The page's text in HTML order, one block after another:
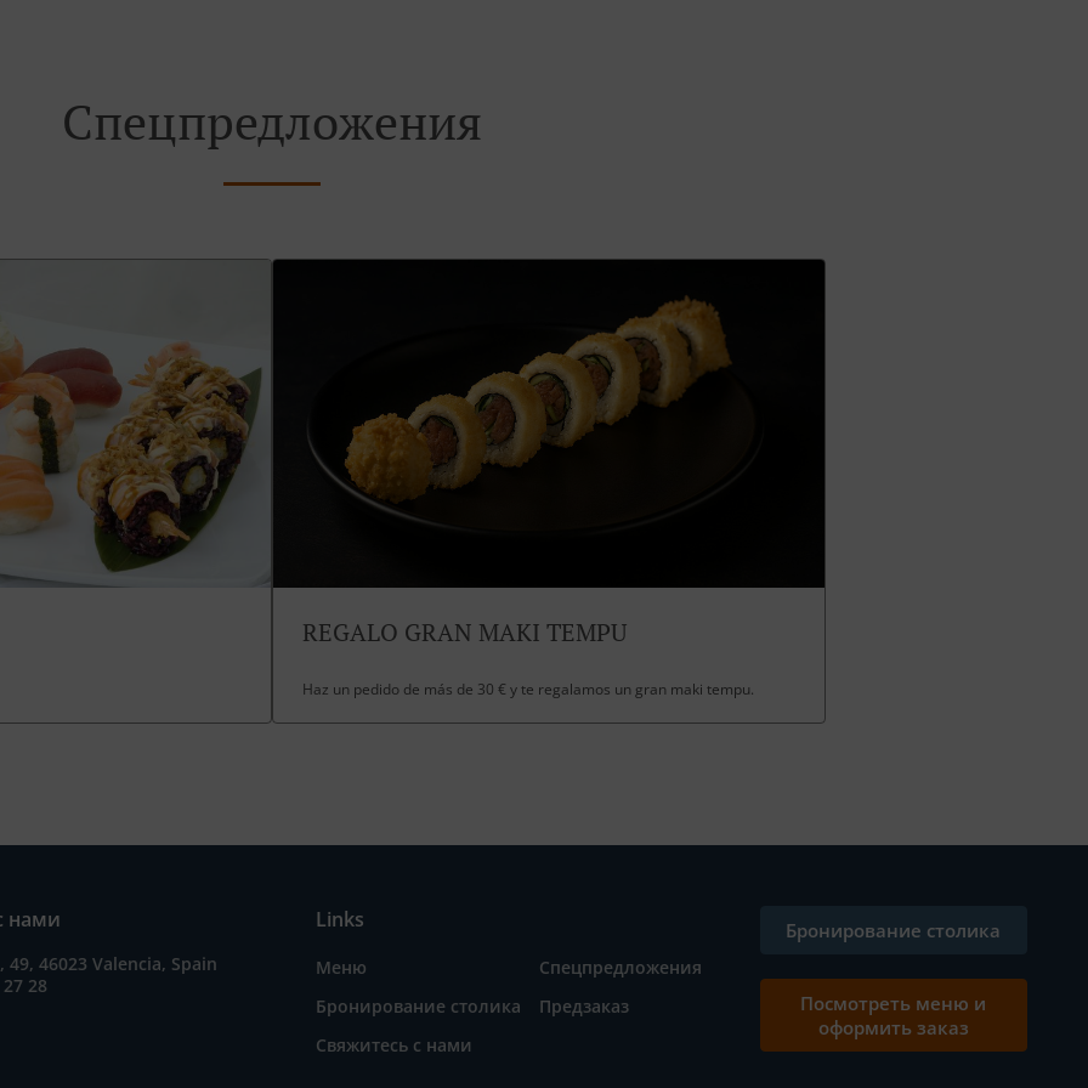
Спецпредложения
REGALO GRAN MAKI TEMPU
Haz un pedido de más de 30 € y te regalamos un gran maki tempu.
нами
49, 46023 Valencia, Spain
28
Links
Меню
Спецпредложения
Бронирование столика
Предзаказ
Свяжитесь с нами
Бронирование столика
Посмотреть меню и
оформить заказ